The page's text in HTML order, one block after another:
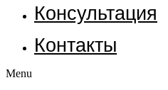
Консультация
Контакты
Menu